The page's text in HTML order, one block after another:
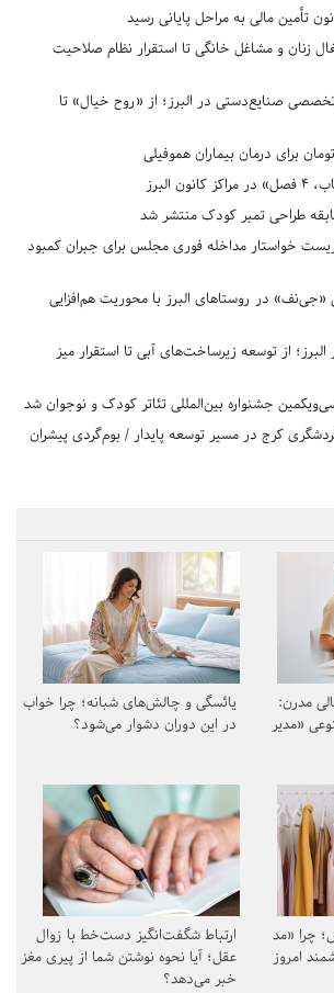
تأمین مالی به مراحل پایانی رسید
زنان و مشاغل خانگی تا استقرار نظام صلاحیت
صنایع‌دستی در البرز؛ از «روح خیال» تا
طراحی تمبر کودک منتشر شد
خواستار مداخله فوری مجلس برای جبران کمبود
در روستاهای البرز با محوریت هم‌افزایی
از توسعه زیرساخت‌های آبی تا استقرار میز
جشنواره بین‌المللی تئاتر کودک و نوجوان شد
کرج در مسیر توسعه پایدار / بوم‌گردی پیشران
مدرن:
«مدیر
یائسگی و چالش‌های شبانه؛ چرا خواب
در این دوران دشوار می‌شود؟
چرا «مد
امروز
ارتباط شگفت‌انگیز دست‌خط با زوال
عقل؛ آیا نحوه نوشتن شما از پیری مغز
خبر می‌دهد؟